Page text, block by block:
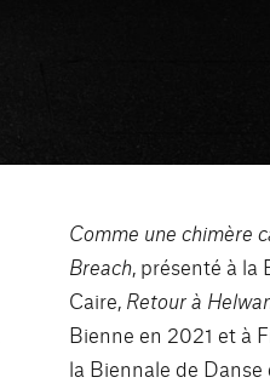
Comme une chimère
Breach , présenté à la
Caire, Retour à
Bienne en 2021 et à
la Biennale de